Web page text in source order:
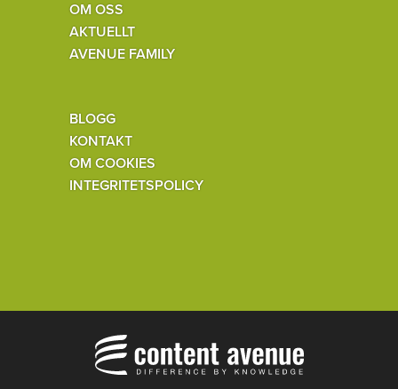
OM OSS
AKTUELLT
AVENUE FAMILY
BLOGG
KONTAKT
OM COOKIES
INTEGRITETSPOLICY